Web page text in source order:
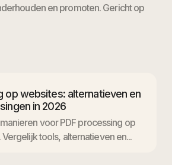
en promoten. Gericht op
op websites: alternatieven en
in 2026
voor PDF processing op
tools, alternatieven en...